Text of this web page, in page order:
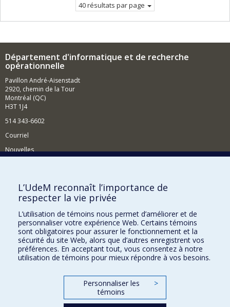
40 résultats par page
Département d'informatique et de recherche
opérationnelle
Pavillon André-Aisenstadt
2920, chemin de la Tour
Montréal (QC)
H3T 1J4
514 343-6602
Courriel
Nouvelles
Comment soutenir le Département?
BESOIN D'AIDE?
Plan du site
Signaler une erreur
Accessibilité
FACULTÉ DES ARTS ET DES SCIENCES
Nos départements et écoles
L’UdeM reconnaît l’importance de
respecter la vie privée
L’utilisation de témoins nous permet d’améliorer et de
personnaliser votre expérience Web. Certains témoins
sont obligatoires pour assurer le fonctionnement et la
sécurité du site Web, alors que d’autres enregistrent vos
préférences. En acceptant tout, vous consentez à notre
utilisation de témoins pour mieux répondre à vos besoins.
Personnaliser les
témoins
>